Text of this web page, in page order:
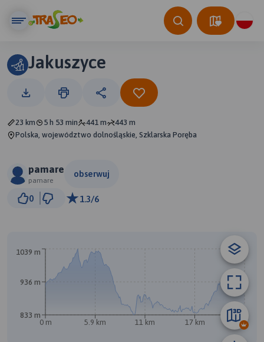
Jakuszyce
23 km 5 h 53 min 441 m
443 m
Polska, województwo dolnośląskie, Szklarska Poręba
pamare
pamare
obserwuj
0 1.3/6
0 m 5.9 km 11 km 17 km 23 km
833 m
936 m
1039 m